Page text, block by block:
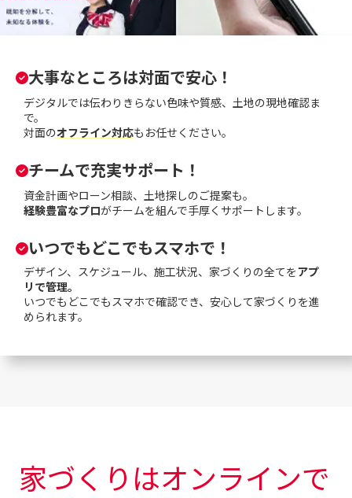
大事なところは対面で安心！
デジタルでは伝わりきらない色味や質感、土地の現地確認ま
で。
対面のオフライン対応もお任せください。
チームで充実サポート！
資金計画やローン相談、土地探しのご提案も。
経験豊富なプロがチームを組んで手厚くサポートします。
いつでもどこでもスマホで！
デザイン、スケジュール、施工状況、家づくりの全てをアプ
リで管理。
いつでもどこでもスマホで確認でき、安心して家づくりを進
められます。
家づくりはオンラインで